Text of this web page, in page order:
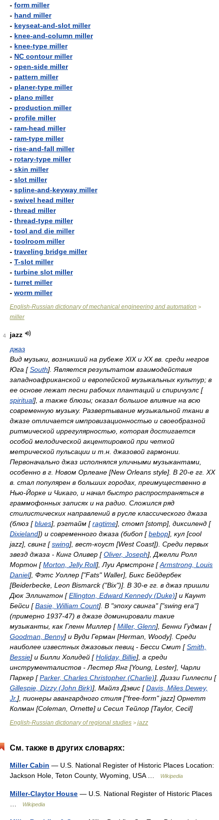
- form miller
- hand miller
- keyseat-and-slot miller
- knee-and-column miller
- knee-type miller
- NC contour miller
- open-side miller
- pattern miller
- planer-type miller
- plano miller
- production miller
- profile miller
- ram-head miller
- ram-type miller
- rise-and-fall miller
- rotary-type miller
- skin miller
- slot miller
- spline-and-keyway miller
- swivel head miller
- thread miller
- thread-type miller
- tool and die miller
- toolroom miller
- traveling bridge miller
- T-slot miller
- turbine slot miller
- turret miller
- worm miller
English-Russian dictionary of mechanical engineering and automation >
miller
4
jazz
джаз
Вид музыки, возникший на рубеже XIX и XX вв. среди негров
Юга [South]. Является результатом взаимодействия
западноафриканской и европейской музыкальных культур; в
ее основе лежат песни рабочих плантаций и спиричуэлс [
spiritual], а также блюзы; оказал большое влияние на всю
современную музыку. Развертывание музыкальной ткани в
джазе отличается импровизационностью и своеобразной
ритмической иррегулярностью, которая достигается
особой мелодической акцентировкой при четкой
метрической пульсации и т.н. джазовой гармонии.
Первоначально джаз исполнялся уличными музыкантами,
особенно в г. Новом Орлеане [New Orleans style]. В 20-е гг. XX
в. стал популярен в больших городах, преимущественно в
Нью-Йорке и Чикаго, и начал быстро распространяться в
граммофонных записях и на радио. Сложился ряд
стилистических направлений в русле классического джаза
(блюз [blues], рэгтайм [ragtime], стомп [stomp], диксиленд [
Dixieland]) и современного джаза (бибоп [bebop], кул [cool
jazz], свинг [swing], вест-коуст [West Coast]). Среди первых
звезд джаза - Кинг Оливер [Oliver, Joseph], Джелли Ролл
Мортон [Morton, Jelly Roll], Луи Армстронг [Armstrong, Louis
Daniel], Фэтс Уоллер ["Fats" Waller], Бикс Бейдербек
[Beiderbecke, Leon Bismarck ("Bix")]. В 30-е гг. в джаз пришли
Дюк Эллингтон [Ellington, Edward Kennedy (Duke)] и Каунт
Бейси [Basie, William Count]. В "эпоху свинга" ["swing era"]
(примерно 1937-47) в джазе доминировали такие
музыканты, как Гленн Миллер [Miller, Glenn], Бенни Гудман [
Goodman, Benny] и Вуди Герман [Herman, Woody]. Среди
наиболее известных джазовых певиц - Бесси Смит [Smith,
Bessie] и Билли Холидей [Holiday, Billie], а среди
инструменталистов - Лестер Янг [Young, Lester], Чарли
Паркер [Parker, Charles Christopher (Charlie)], Диззи Гиллеспи [
Gillespie, Dizzy (John Birk)], Майлз Дэвис [Davis, Miles Dewey,
Jr. ], пионеры авангардного стиля ["free-form" jazz] Орнетт
Колман [Coleman, Ornette] и Сесил Тейлор [Taylor, Cecil]
English-Russian dictionary of regional studies > jazz
См. также в других словарях:
Miller Cabin — U.S. National Register of Historic Places Location:
Jackson Hole, Teton County, Wyoming, USA …
Wikipedia
Miller-Claytor House — U.S. National Register of Historic Places
Wikipedia